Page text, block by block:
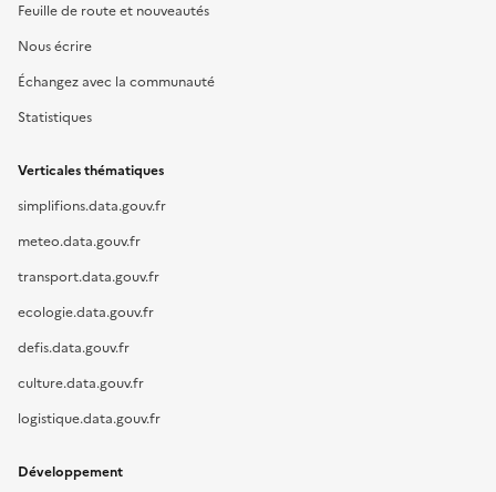
Feuille de route et nouveautés
Nous écrire
Échangez avec la communauté
Statistiques
Verticales thématiques
simplifions.data.gouv.fr
meteo.data.gouv.fr
transport.data.gouv.fr
ecologie.data.gouv.fr
defis.data.gouv.fr
culture.data.gouv.fr
logistique.data.gouv.fr
Développement